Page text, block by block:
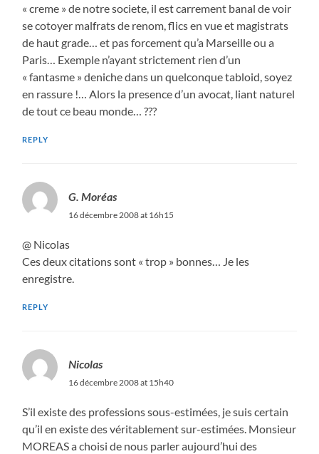
« creme » de notre societe, il est carrement banal de voir
se cotoyer malfrats de renom, flics en vue et magistrats
de haut grade… et pas forcement qu’a Marseille ou a
Paris… Exemple n’ayant strictement rien d’un
« fantasme » deniche dans un quelconque tabloid, soyez
en rassure !… Alors la presence d’un avocat, liant naturel
de tout ce beau monde… ???
REPLY
G. Moréas
16 décembre 2008 at 16h15
@ Nicolas
Ces deux citations sont « trop » bonnes… Je les
enregistre.
REPLY
Nicolas
16 décembre 2008 at 15h40
S’il existe des professions sous-estimées, je suis certain
qu’il en existe des véritablement sur-estimées. Monsieur
MOREAS a choisi de nous parler aujourd’hui des